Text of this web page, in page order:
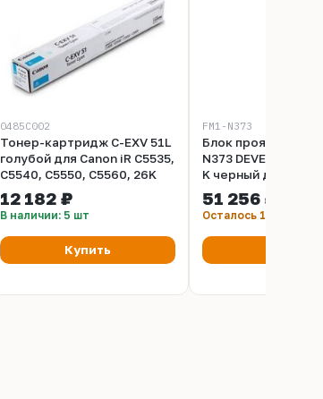
0485C002
Тонер-картридж C-EXV 51L
голубой для Canon iR C5535,
C5540, C5550, C5560, 26K
12 182 ₽
В наличии: 5 шт
Купить
FM1-N373
Блок проявки
N373 DEVELOPING
K черный для
C5535, C5540,
(FM2-G206 | FM1-
010000 | FM1-
51 256 ₽
Осталось 1 шт